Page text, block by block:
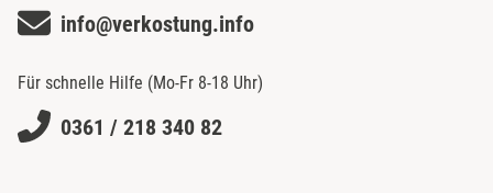
info@verkostung.info
Für schnelle Hilfe (Mo-Fr 8-18 Uhr)
0361 / 218 340 82